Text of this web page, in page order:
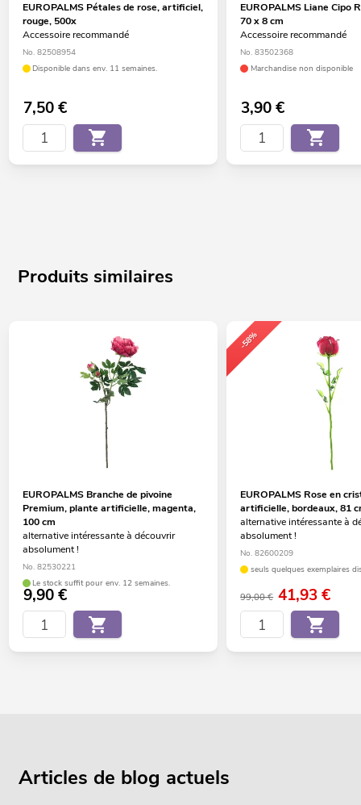
EUROPALMS Pétales de rose, artificiel,
rouge, 500x
Accessoire recommandé
No. 82508954
Disponible dans env. 11 semaines.
7,50€
EUROPALMS Liane Cipo
70 x 8 cm
Accessoire recommandé
No. 83502368
Marchandise non disponible
3,90€
Produits similaires
EUROPALMS Branche de pivoine
Premium, plante artificielle, magenta,
100 cm
alternative intéressante à découvrir
absolument !
No. 82530221
Le stock suffit pour env. 12 semaines.
9,90€
-58%
EUROPALMS Rose en
artificielle, bordeaux, 81
alternative intéressante à
absolument !
No. 82600209
seuls quelques exemplaires
99,00 € 41,93€
Articles de blog actuels